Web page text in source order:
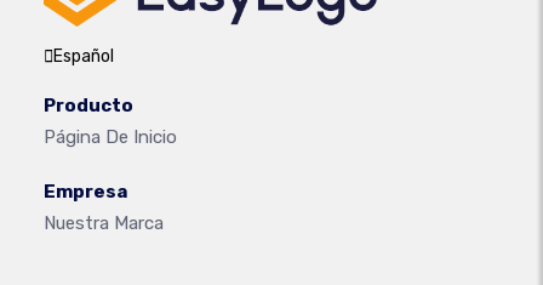
Español
Producto
Página De Inicio
Empresa
Nuestra Marca